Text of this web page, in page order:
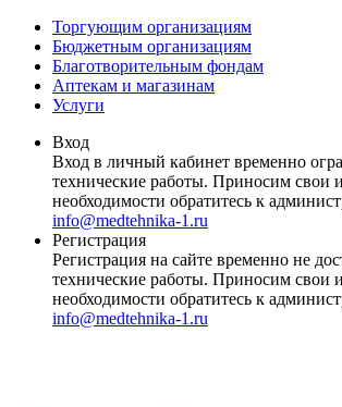
Торгующим организациям
Бюджетным организациям
Благотворительным фондам
Аптекам и магазинам
Услуги
Вход
Вход в личный кабинет временно
технические работы. Приносим свои
необходимости обратитесь к
info@medtehnika-1.ru
Регистрация
Регистрация на сайте временно не
технические работы. Приносим свои
необходимости обратитесь к
info@medtehnika-1.ru